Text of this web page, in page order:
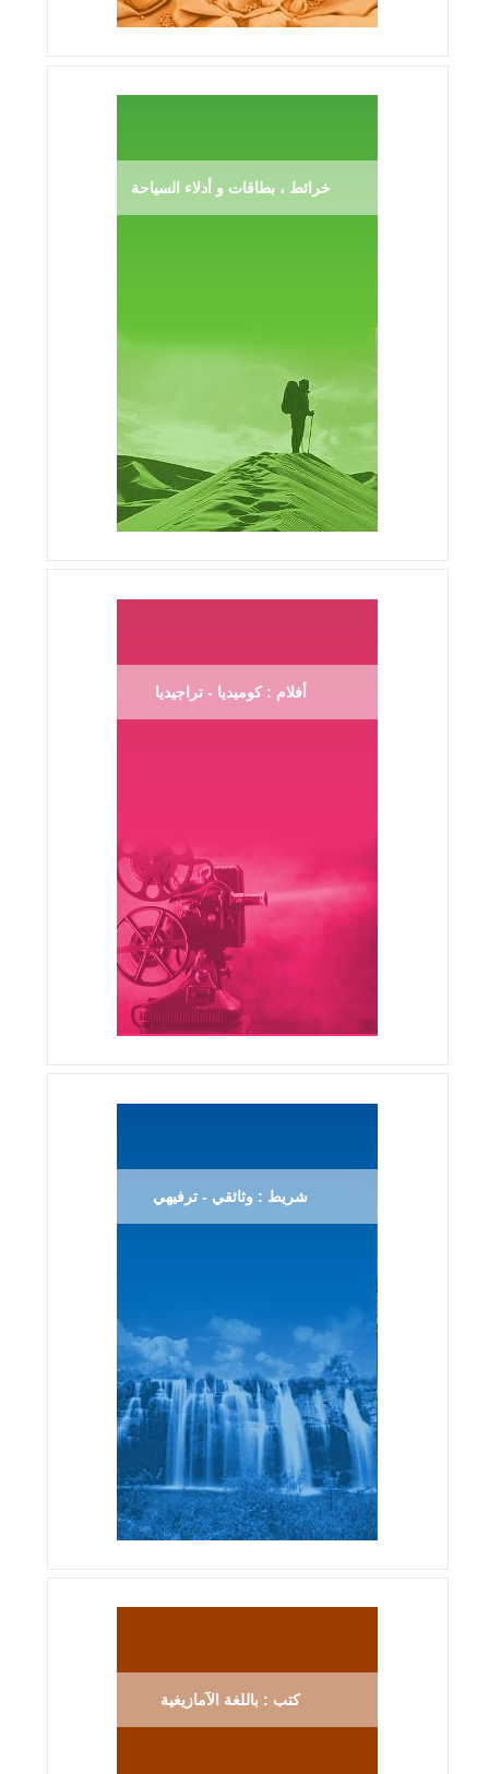
خرائط ، بطاقات و أدلاء السياحة
أفلام : كوميديا - تراجيديا
شريط : وثائقي - ترفيهي
كتب : باللغة الآمازيغية